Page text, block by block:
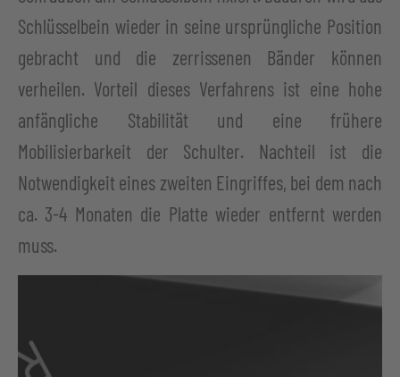
Schlüsselbein wieder in seine ursprüngliche Position
gebracht und die zerrissenen Bänder können
verheilen. Vorteil dieses Verfahrens ist eine hohe
anfängliche Stabilität und eine frühere
Mobilisierbarkeit der Schulter. Nachteil ist die
Notwendigkeit eines zweiten Eingriffes, bei dem nach
ca. 3-4 Monaten die Platte wieder entfernt werden
muss.